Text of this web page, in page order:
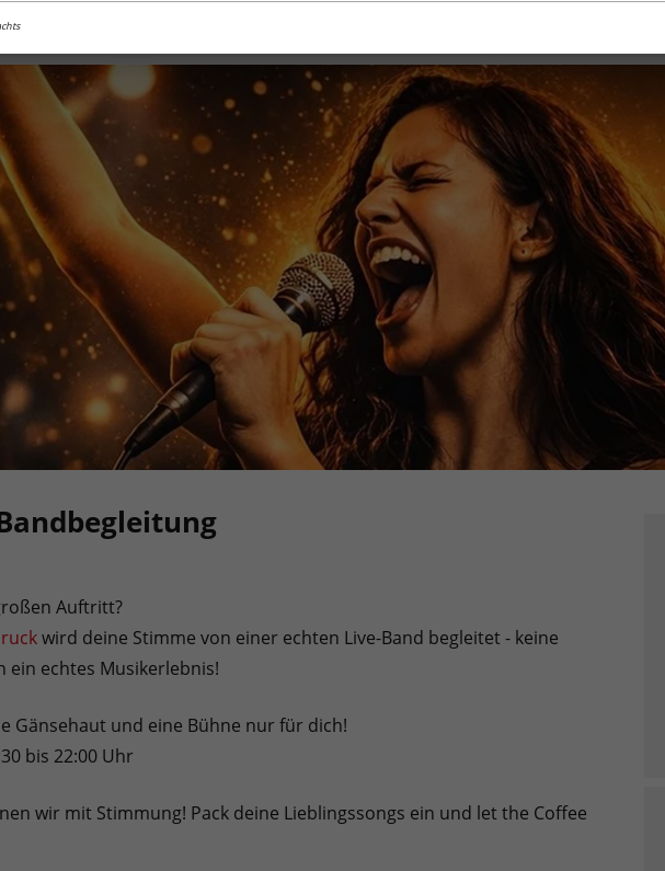
Auftritt?
wird deine Stimme von einer echten Live-Band begleitet - keine
ein echtes Musikerlebnis!
Gänsehaut und eine Bühne nur für dich!
bis 22:00 Uhr
wir mit Stimmung! Pack deine Lieblingssongs ein und let the Coffee